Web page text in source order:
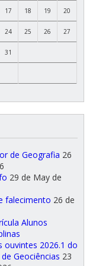
17 18 19 20
24 25 26 27
31
de Geografia 26
29 de May de
falecimento 26 de
Alunos
ouvintes 2026.1 do
Geociências 23